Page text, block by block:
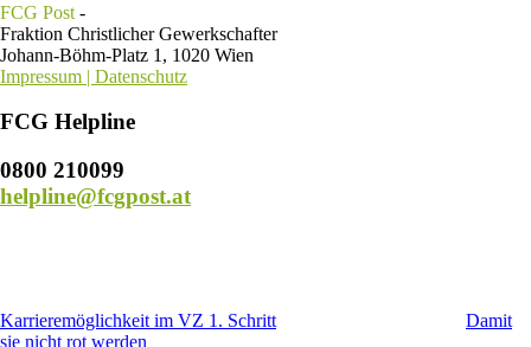
FCG Post -
Fraktion Christlicher Gewerkschafter
Johann-Böhm-Platz 1, 1020 Wien
Impressum | Datenschutz
FCG Helpline
0800 210099
helpline@fcgpost.at
Karrieremöglichkeit im VZ 1. Schritt
Damit
sie nicht rot werden